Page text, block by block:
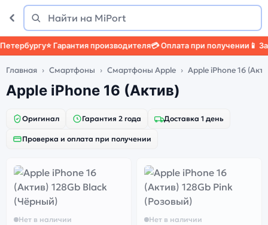
Поиск
Найти
⭐ Гарантия производителя💳 Оплата при получении📱
Главная Смартфоны Смартфоны Apple Apple iPhone 16
Apple iPhone 16 (Актив)
Оригинал Гарантия 2 года Доставка 1 день
Проверка и оплата при получении
Нет в наличии Нет в наличии